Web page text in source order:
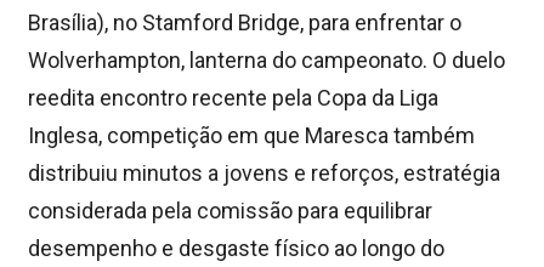
Brasília), no Stamford Bridge, para enfrentar o
Wolverhampton, lanterna do campeonato. O duelo
reedita encontro recente pela Copa da Liga
Inglesa, competição em que Maresca também
distribuiu minutos a jovens e reforços, estratégia
considerada pela comissão para equilibrar
desempenho e desgaste físico ao longo do